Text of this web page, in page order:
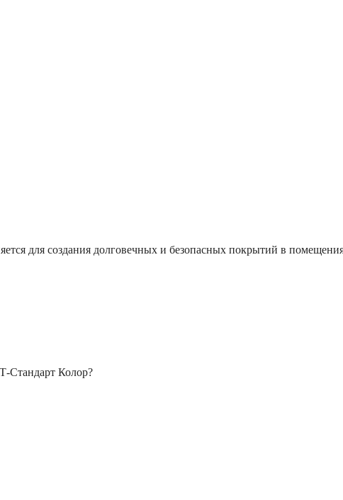
для создания долговечных и безопасных покрытий в
Стандарт Колор?